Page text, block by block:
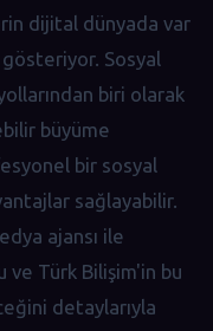
dijital dünyada var
Sosyal
biri olarak
büyüme
bir sosyal
sağlayabilir.
ajansı ile
ve Türk Bilişim'in bu
detaylarıyla